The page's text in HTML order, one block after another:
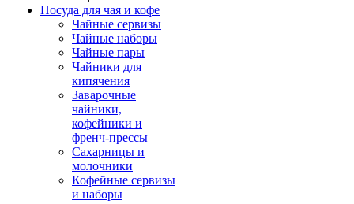
Посуда для чая и кофе
Чайные сервизы
Чайные наборы
Чайные пары
Чайники для
кипячения
Заварочные
чайники,
кофейники и
френч-прессы
Сахарницы и
молочники
Кофейные сервизы
и наборы